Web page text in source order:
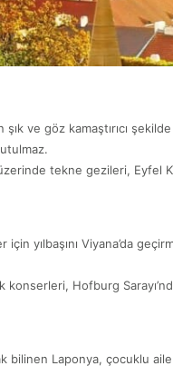
şık ve göz kamaştırıcı
tekne gezileri, Eyfel
için yılbaşını Viyana’da
konserleri, Hofburg
bilinen Laponya, çocuklu